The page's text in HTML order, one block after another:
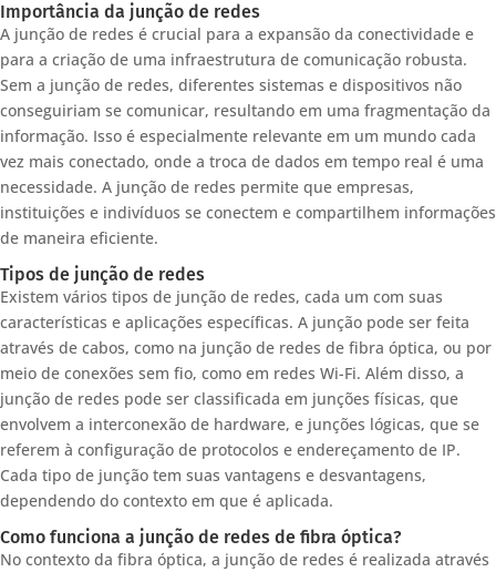
Importância da junção de redes
A junção de redes é crucial para a expansão da conectividade e
para a criação de uma infraestrutura de comunicação robusta.
Sem a junção de redes, diferentes sistemas e dispositivos não
conseguiriam se comunicar, resultando em uma fragmentação da
informação. Isso é especialmente relevante em um mundo cada
vez mais conectado, onde a troca de dados em tempo real é uma
necessidade. A junção de redes permite que empresas,
instituições e indivíduos se conectem e compartilhem informações
de maneira eficiente.
Tipos de junção de redes
Existem vários tipos de junção de redes, cada um com suas
características e aplicações específicas. A junção pode ser feita
através de cabos, como na junção de redes de fibra óptica, ou por
meio de conexões sem fio, como em redes Wi-Fi. Além disso, a
junção de redes pode ser classificada em junções físicas, que
envolvem a interconexão de hardware, e junções lógicas, que se
referem à configuração de protocolos e endereçamento de IP.
Cada tipo de junção tem suas vantagens e desvantagens,
dependendo do contexto em que é aplicada.
Como funciona a junção de redes de fibra óptica?
No contexto da fibra óptica, a junção de redes é realizada através